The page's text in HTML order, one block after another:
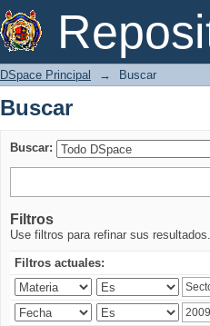
Buscar
DSpace Principal → Buscar
Buscar
Buscar:
Filtros
Use filtros para refinar sus resultados.
Filtros actuales: